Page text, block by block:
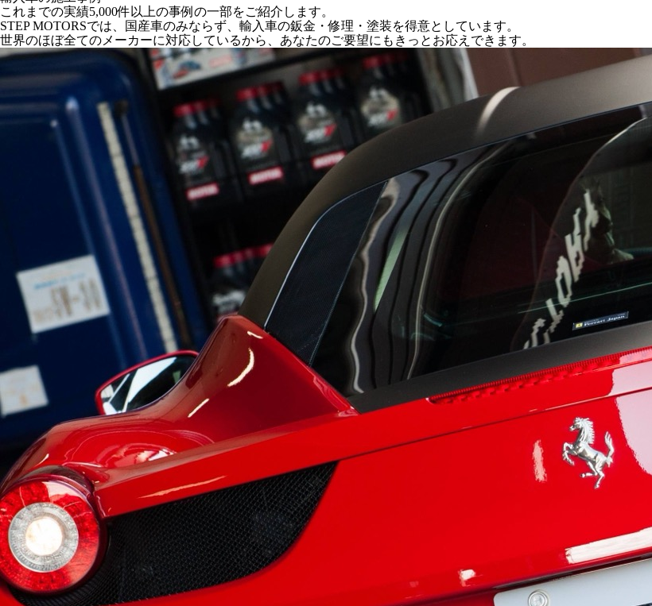
これまでの実績5,000件以上の事例の一部をご紹介します。
STEP MOTORSでは、国産車のみならず、輸入車の鈑金・修理・塗装を得意としています。
世界のほぼ全てのメーカーに対応しているから、あなたのご要望にもきっとお応えできます。